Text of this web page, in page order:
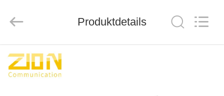
HAUS
LTD.
Produktdetails